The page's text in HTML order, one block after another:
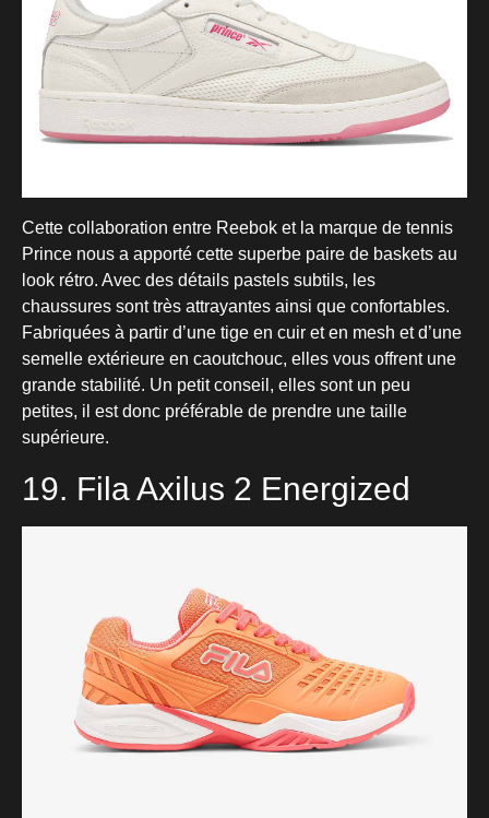
Cette collaboration entre Reebok et la marque de tennis
Prince nous a apporté cette superbe paire de baskets au
look rétro. Avec des détails pastels subtils, les
chaussures sont très attrayantes ainsi que confortables.
Fabriquées à partir d’une tige en cuir et en mesh et d’une
semelle extérieure en caoutchouc, elles vous offrent une
grande stabilité. Un petit conseil, elles sont un peu
petites, il est donc préférable de prendre une taille
supérieure.
19. Fila Axilus 2 Energized